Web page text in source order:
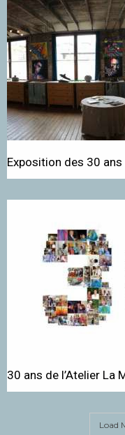
Exposition des 30
30 ans de l’Atelier La
Load